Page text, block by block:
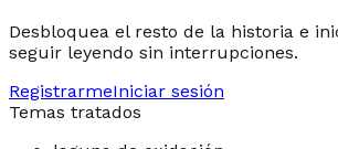
Desbloquea el resto de la historia e
seguir leyendo sin interrupciones.
RegistrarmeIniciar sesión
Temas tratados